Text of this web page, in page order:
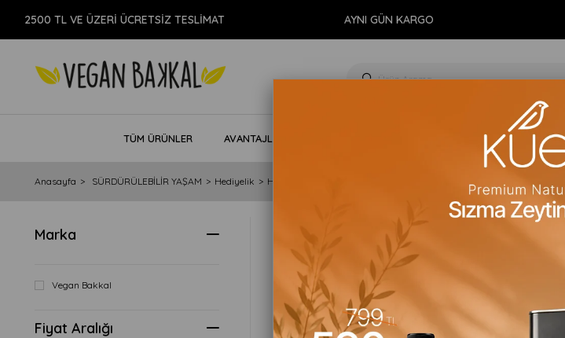
2500 TL VE ÜZERİ ÜCRETSİZ TESLİMAT AYNI GÜN KARGO
TÜM ÜRÜNLER AVANTAJLI PAKETLER TEMİZLİK
Anasayfa SÜRDÜRÜLEBİLİR YAŞAM Hediyelik Hediye Çeki
Marka
Vegan Bakkal
Fiyat Aralığı
Fiyata Göre (Azalan)